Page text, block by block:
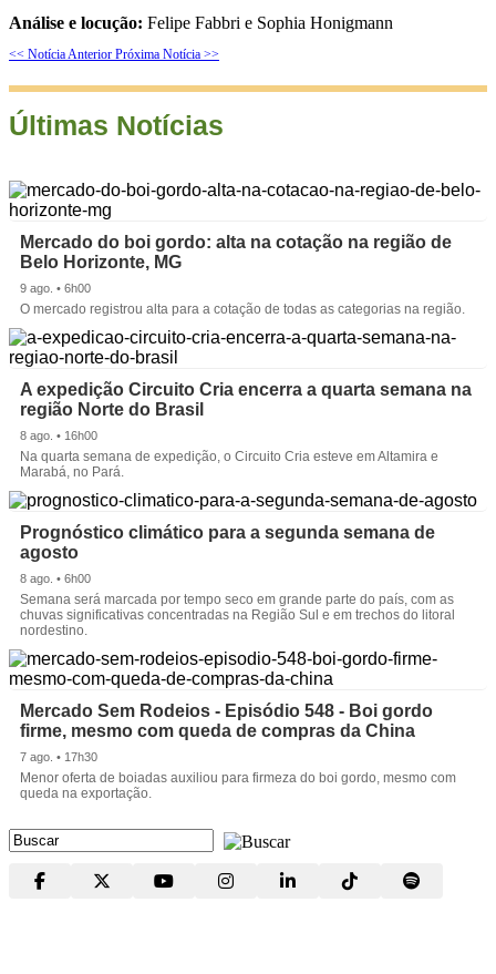
Análise e locução: Felipe Fabbri e Sophia Honigmann
<< Notícia Anterior Próxima Notícia >>
Últimas Notícias
Mercado do boi gordo: alta na cotação na região de
Belo Horizonte, MG
9 ago. • 6h00
O mercado registrou alta para a cotação de todas as categorias na região.
A expedição Circuito Cria encerra a quarta semana na
região Norte do Brasil
8 ago. • 16h00
Na quarta semana de expedição, o Circuito Cria esteve em Altamira e
Marabá, no Pará.
Prognóstico climático para a segunda semana de
agosto
8 ago. • 6h00
Semana será marcada por tempo seco em grande parte do país, com as
chuvas significativas concentradas na Região Sul e em trechos do litoral
nordestino.
Mercado Sem Rodeios - Episódio 548 - Boi gordo
firme, mesmo com queda de compras da China
7 ago. • 17h30
Menor oferta de boiadas auxiliou para firmeza do boi gordo, mesmo com
queda na exportação.